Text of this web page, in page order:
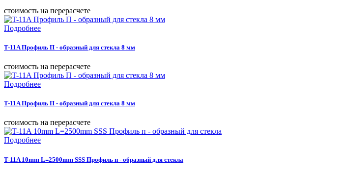
cтоимость на перерасчете
Подробнее
T-11A Профиль П - образный для стекла 8 мм
cтоимость на перерасчете
Подробнее
T-11A Профиль П - образный для стекла 8 мм
cтоимость на перерасчете
Подробнее
T-11A 10mm L=2500mm SSS Профиль п - образный для стекла